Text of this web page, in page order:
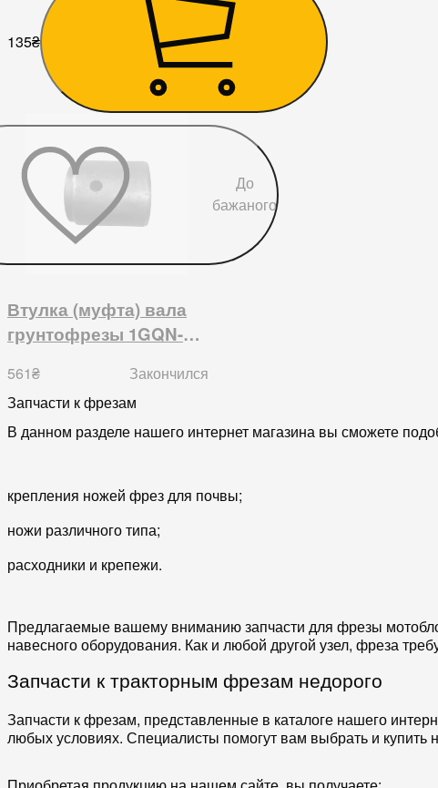
135₴
До
бажаного
Втулка (муфта) вала
грунтофрезы 1GQN-
561₴
Закончился
Запчасти к фрезам
В данном разделе нашего интернет магазина вы сможете
крепления ножей фрез для почвы;
ножи различного типа;
расходники и крепежи.
Предлагаемые вашему вниманию запчасти для фрезы
навесного оборудования. Как и любой другой узел, фреза
Запчасти к тракторным фрезам недорого
Запчасти к фрезам, представленные в каталоге нашего
любых условиях. Специалисты помогут вам выбрать и